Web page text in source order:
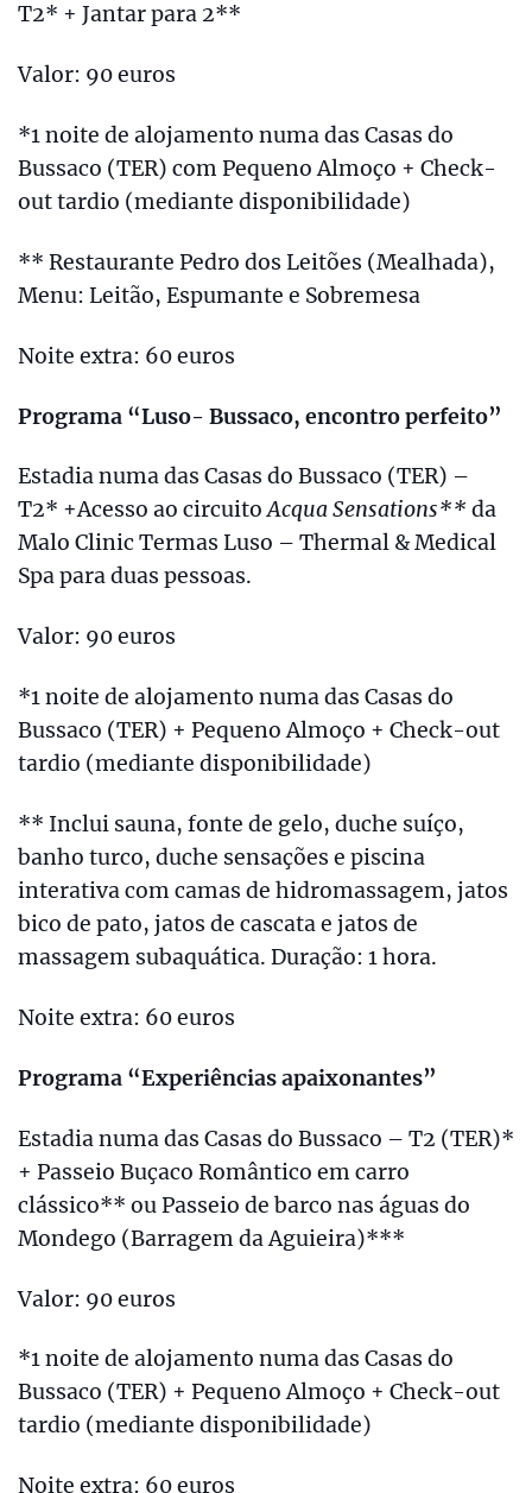
T2* + Jantar para 2**
Valor: 90 euros
*1 noite de alojamento numa das Casas do
Bussaco (TER) com Pequeno Almoço + Check-
out tardio (mediante disponibilidade)
** Restaurante Pedro dos Leitões (Mealhada),
Menu: Leitão, Espumante e Sobremesa
Noite extra: 60 euros
Programa “Luso- Bussaco, encontro perfeito”
Estadia numa das Casas do Bussaco (TER) –
T2* +Acesso ao circuitoAcqua Sensations** da
Malo Clinic Termas Luso – Thermal & Medical
Spa para duas pessoas.
Valor: 90 euros
*1 noite de alojamento numa das Casas do
Bussaco (TER) + Pequeno Almoço + Check-out
tardio (mediante disponibilidade)
** Inclui sauna, fonte de gelo, duche suíço,
banho turco, duche sensações e piscina
interativa com camas de hidromassagem, jatos
bico de pato, jatos de cascata e jatos de
massagem subaquática. Duração: 1 hora.
Noite extra: 60 euros
Programa “Experiências apaixonantes”
Estadia numa das Casas do Bussaco – T2 (TER)*
+ Passeio Buçaco Romântico em carro
clássico** ou Passeio de barco nas águas do
Mondego (Barragem da Aguieira)***
Valor: 90 euros
*1 noite de alojamento numa das Casas do
Bussaco (TER) + Pequeno Almoço + Check-out
tardio (mediante disponibilidade)
Noite extra: 60 euros